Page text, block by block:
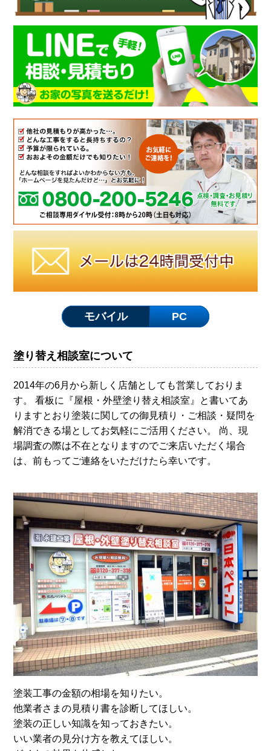
モバイル PC
塗り替え相談室について
2014年の6月から新しく店舗としても営業しておりま
す。 看板に『屋根・外壁塗り替え相談室』と書いてあ
りますとおり塗装に関しての御見積り・ご相談・疑問を
解消できる場としてお気軽にご活用ください。 尚、現
場調査の際は不在となりますのでご来店いただく場合
は、前もってご連絡をいただけたら幸いです。
塗装工事の金額の相場を知りたい。
他業者さまの見積り書を診断してほしい。
塗装の正しい知識を知っておきたい。
いい業者の見分け方を教えてほしい。